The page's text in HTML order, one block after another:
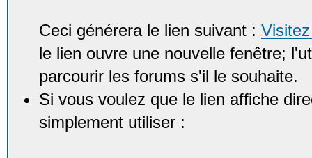
Ceci générera le lien suivant :
le lien ouvre une nouvelle fenêtre;
parcourir les forums s'il le souhaite.
Si vous voulez que le lien affiche
simplement utiliser :